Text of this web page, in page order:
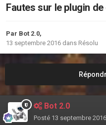
Fautes sur le plugin
Par Bot 2.0,
13 septembre 2016 dans Résolu
Bot 2.0
Posté 13 septembre 2016